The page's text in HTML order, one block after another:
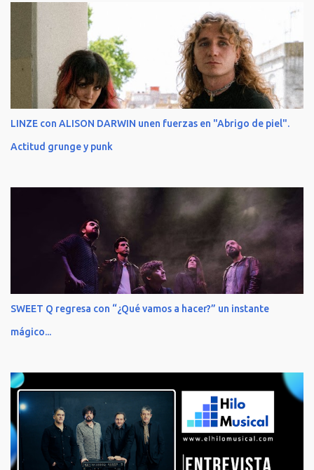
LINZE con ALISON DARWIN unen fuerzas en "Abrigo de piel".
Actitud grunge y punk
SWEET Q regresa con “¿Qué vamos a hacer?” un instante
mágico...